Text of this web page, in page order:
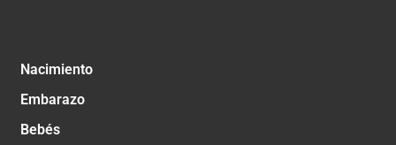
Nacimiento
Embarazo
Bebés